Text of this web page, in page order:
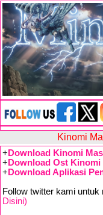
Kinomi
+ Download Kinomi
+ Download Ost Kinomi
+ Download Aplikasi
Follow twitter kami
Disini)